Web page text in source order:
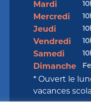
Mardi
Mercredi
Jeudi
Vendredi
Samedi
Dimanche
* Ouvert le
vacances